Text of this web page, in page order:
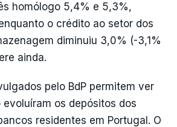
homólogo 5,4% e 5,3%,
o crédito ao setor dos
diminuiu 3,0% (-3,1%
ainda.
pelo BdP permitem ver
os depósitos dos
residentes em Portugal. O